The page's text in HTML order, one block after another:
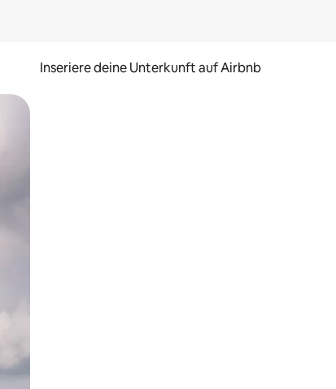
Inseriere deine Unterkunft auf Airbnb
oder Wischgesten.